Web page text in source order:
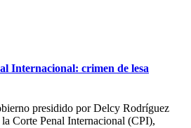
Internacional: crimen de lesa
presidido por Delcy Rodríguez
Corte Penal Internacional (CPI),